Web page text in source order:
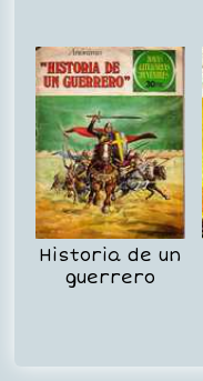
Historia de un
guerrero